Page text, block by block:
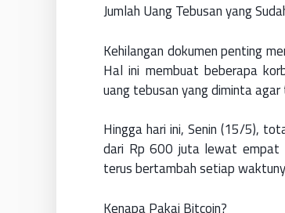
Jumlah Uang Tebusan yang
Kehilangan dokumen penting
Hal ini membuat beberapa
uang tebusan yang diminta
Hingga hari ini, Senin (15/5),
dari Rp 600 juta lewat empat
terus bertambah setiap
Kenapa Pakai Bitcoin?